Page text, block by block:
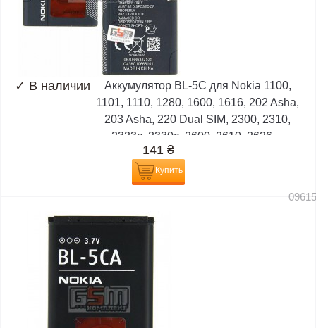
✓ В наличии
Аккумулятор BL-5C для Nokia 1100,
1101, 1110, 1280, 1600, 1616, 202 Asha,
203 Asha, 220 Dual SIM, 2300, 2310,
2323c, 2330c, 2600, 2610, 2626,...
141 ₴
Купить